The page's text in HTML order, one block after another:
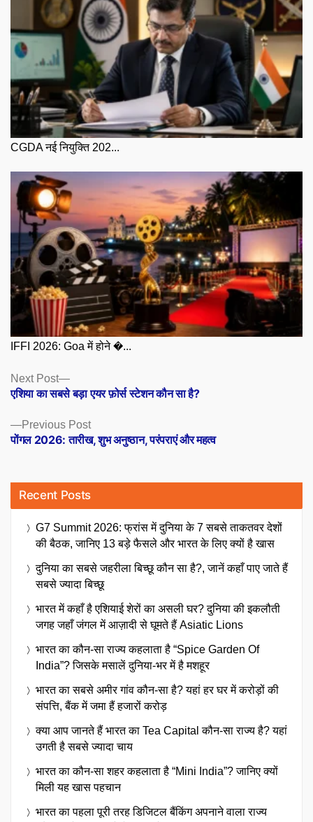
CGDA नई नियुक्ति 202...
IFFI 2026: Goa में होने �...
Posts
navigation
Previous PostPrevious
post:
पोंगल 2026: तारीख, शुभ अनुष्ठान, परंपराएं और महत्व
Next Post
Next
post:
एशिया का सबसे बड़ा एयर फ़ोर्स स्टेशन कौन सा है?
Recent Posts
G7 Summit 2026: फ्रांस में दुनिया के 7 सबसे ताकतवर देशों
की बैठक, जानिए 13 बड़े फैसले और भारत के लिए क्यों है खास
दुनिया का सबसे जहरीला बिच्छू कौन सा है?, जानें कहाँ पाए जाते हैं
सबसे ज्यादा बिच्छू
भारत में कहाँ है एशियाई शेरों का असली घर? दुनिया की इकलौती
जगह जहाँ जंगल में आज़ादी से घूमते हैं Asiatic Lions
भारत का कौन-सा राज्य कहलाता है “Spice Garden Of
India”? जिसके मसालें दुनिया-भर में है मशहूर
भारत का सबसे अमीर गांव कौन-सा है? यहां हर घर में करोड़ों की
संपत्ति, बैंक में जमा हैं हजारों करोड़
क्या आप जानते हैं भारत का Tea Capital कौन-सा राज्य है? यहां
उगती है सबसे ज्यादा चाय
भारत का कौन-सा शहर कहलाता है “Mini India”? जानिए क्यों
मिली यह खास पहचान
भारत का पहला पूरी तरह डिजिटल बैंकिंग अपनाने वाला राज्य